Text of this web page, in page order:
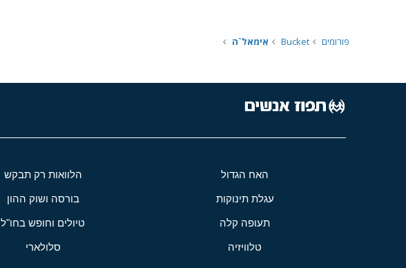
פורומים Bucket אימאל`ה
האח הגדול הלוואות רק תבקש
עגלת תינוקות בורסה ושוק ההון
תעופה קלה טיולים וחופש בחו"ל
טלוויזיה סלולארי